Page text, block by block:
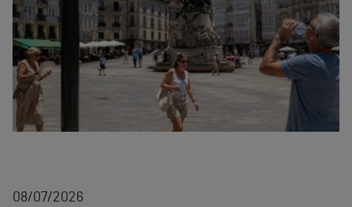
08/07/2026